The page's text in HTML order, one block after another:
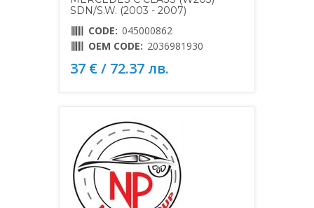
SDN/S.W. (2003 - 2007)
CODE: 045000862
OEM CODE: 2036981930
37 € / 72.37 лв.